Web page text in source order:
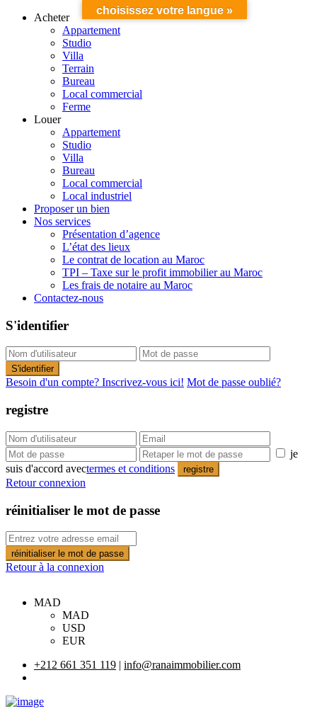
Acheter
Appartement
Studio
Villa
Terrain
Bureau
Local commercial
Ferme
Louer
Appartement
Studio
Villa
Bureau
Local commercial
Local industriel
Proposer un bien
Nos services
Présentation d’agence
L’état des lieux
Le contrat de location au Maroc
TPI – Taxe sur le profit immobilier au Maroc
Les frais de notaire au Maroc
Contactez-nous
S'identifier
S'identifier
Besoin d'un compte? Inscrivez-vous ici! Mot de passe oublié?
registre
je
suis d'accord avectermes et conditions registre
Retour connexion
réinitialiser le mot de passe
réinitialiser le mot de passe
Retour à la connexion
MAD
MAD
USD
EUR
+212 661 351 119 | info@ranaimmobilier.com
choisissez votre langue »